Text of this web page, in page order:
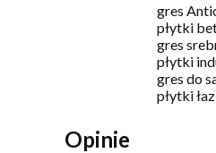
gres
płytki
gres
płytki
gres do
płytki
Opinie